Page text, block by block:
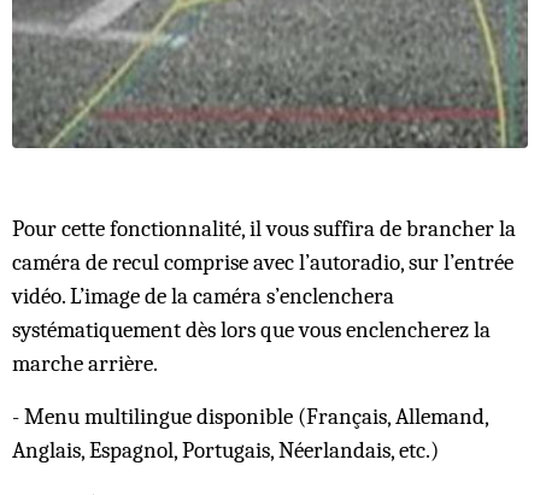
Pour cette fonctionnalité, il vous suffira de brancher la
caméra de recul comprise avec l’autoradio, sur l’entrée
vidéo. L’image de la caméra s’enclenchera
systématiquement dès lors que vous enclencherez la
marche arrière.
- Menu multilingue disponible (Français, Allemand,
Anglais, Espagnol, Portugais, Néerlandais, etc.)